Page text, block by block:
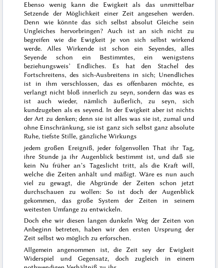
Ebenso wenig kann die Ewigkeit als das unmittelbar
Setzende der Möglichkeit einer Zeit angesehen werden.
Denn wie könnte das sich selbst absolut Gleiche sein
Ungleiches hervorbringen? Auch ist an sich nicht zu
begreifen wie die Ewigkeit je von sich selbst wirkend
werde. Alles Wirkende ist schon ein Seyendes, alles
Seyende schon ein Bestimmtes, ein wenigstens
beziehungsweis’ Endliches. Es hat den Stachel des
Fortschreitens, des sich-Ausbreitens in sich; Unendliches
ist in ihm verschlossen, das es offenbaren möchte, es
verlangt nicht bloß innerlich zu seyn, sondern das was es
ist auch wieder, nämlich äußerlich, zu seyn, sich
kundzugeben als es seyend. In der Ewigkeit aber ist nichts
der Art zu denken; denn sie ist alles was sie ist, zumal und
ohne Einschränkung, sie ist ganz sich selbst ganzabsolute
Ruhe, tiefste Stille, gänzliche Wirkungs
jedem großen Ereigniß, jeder folgenvollen That ihr Tag,
ihre Stunde ja ihr Augenblick bestimmt ist, und daß sie
kein Nu früher an’s Tageslicht tritt, als die Kraft will,
welche die Zeiten anhält und mäßigt. Wäre es nun auch
viel zu gewagt, die Abgründe der Zeiten schon jetzt
durchschauen zu wollen: So ist doch der Augenblick
gekommen, das große System der Zeiten in seinem
weitesten Umfange zu entwickeln.
Doch ehe wir diesen langen dunkeln Weg der Zeiten von
Anbeginn betreten, haben wir den ersten Ursprung der
Zeit selbst wo möglich zu erforschen.
Allgemein angenommen ist, die Zeit sey der Ewigkeit
Widerspiel und Gegensatz, doch zugleich in einem